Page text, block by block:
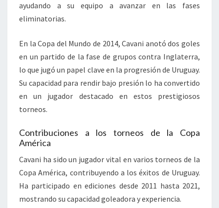
ayudando a su equipo a avanzar en las fases
eliminatorias.
En la Copa del Mundo de 2014, Cavani anotó dos goles
en un partido de la fase de grupos contra Inglaterra,
lo que jugó un papel clave en la progresión de Uruguay.
Su capacidad para rendir bajo presión lo ha convertido
en un jugador destacado en estos prestigiosos
torneos.
Contribuciones a los torneos de la Copa
América
Cavani ha sido un jugador vital en varios torneos de la
Copa América, contribuyendo a los éxitos de Uruguay.
Ha participado en ediciones desde 2011 hasta 2021,
mostrando su capacidad goleadora y experiencia.